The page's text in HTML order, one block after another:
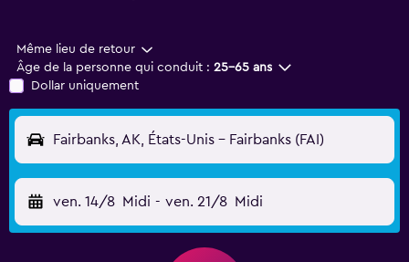
Même lieu de retour
Âge de la personne qui conduit : 25-65 ans
Dollar uniquement
Fairbanks, AK, États-Unis - Fairbanks (FAI)
ven. 14/8 Midi - ven. 21/8 Midi